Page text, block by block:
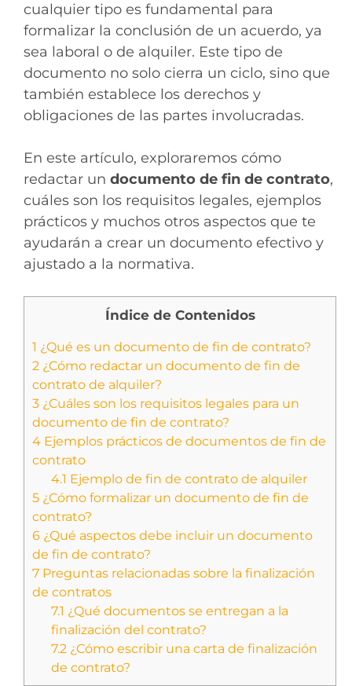
cualquier tipo es fundamental para
formalizar la conclusión de un acuerdo, ya
sea laboral o de alquiler. Este tipo de
documento no solo cierra un ciclo, sino que
también establece los derechos y
obligaciones de las partes involucradas.
En este artículo, exploraremos cómo
redactar un documento de fin de contrato,
cuáles son los requisitos legales, ejemplos
prácticos y muchos otros aspectos que te
ayudarán a crear un documento efectivo y
ajustado a la normativa.
Índice de Contenidos
1 ¿Qué es un documento de fin de contrato?
2 ¿Cómo redactar un documento de fin de
contrato de alquiler?
3 ¿Cuáles son los requisitos legales para un
documento de fin de contrato?
4 Ejemplos prácticos de documentos de fin de
contrato
4.1 Ejemplo de fin de contrato de alquiler
5 ¿Cómo formalizar un documento de fin de
contrato?
6 ¿Qué aspectos debe incluir un documento
de fin de contrato?
7 Preguntas relacionadas sobre la finalización
de contratos
7.1 ¿Qué documentos se entregan a la
finalización del contrato?
7.2 ¿Cómo escribir una carta de finalización
de contrato?